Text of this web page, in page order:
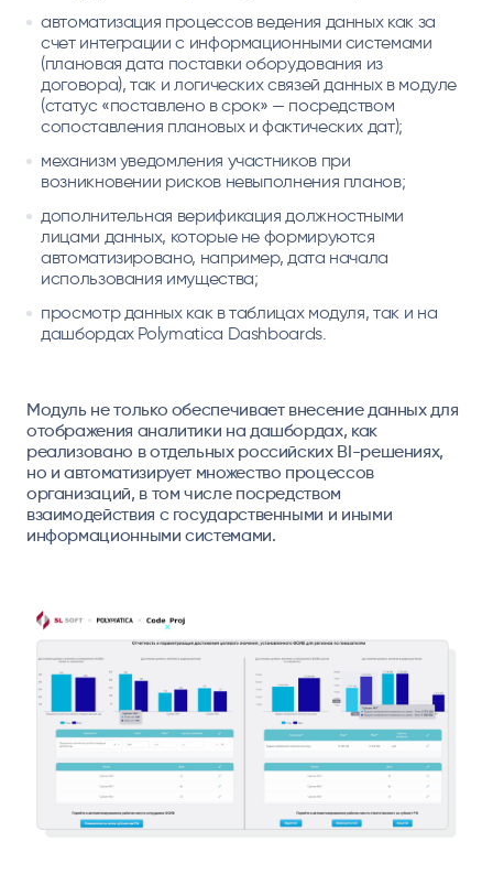
автоматизация процессов ведения данных как за
счет интеграции с информационными системами
(плановая дата поставки оборудования из
договора), так и логических связей данных в модуле
(статус «поставлено в срок» — посредством
сопоставления плановых и фактических дат);
механизм уведомления участников при
возникновении рисков невыполнения планов;
дополнительная верификация должностными
лицами данных, которые не формируются
автоматизировано, например, дата начала
использования имущества;
просмотр данных как в таблицах модуля, так и на
дашбордах Polymatica Dashboards.
Модуль не только обеспечивает внесение данных для
отображения аналитики на дашбордах, как
реализовано в отдельных российских BI-решениях,
но и автоматизирует множество процессов
организаций, в том числе посредством
взаимодействия с государственными и иными
информационными системами.